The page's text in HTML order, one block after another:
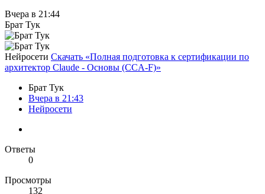
Вчера в 21:44
Брат Тук
Нейросети Скачать «Полная подготовка к сертификации по
архитектор Claude - Основы (CCA-F)»
Брат Тук
Вчера в 21:43
Нейросети
Ответы
0
Просмотры
132